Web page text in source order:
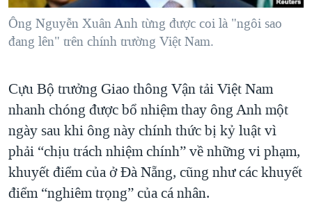
Ông Nguyễn Xuân Anh từng được coi là "ngôi sao
đang lên" trên chính trường Việt Nam.
Cựu Bộ trưởng Giao thông Vận tải Việt Nam
nhanh chóng được bổ nhiệm thay ông Anh một
ngày sau khi ông này chính thức bị kỷ luật vì
phải “chịu trách nhiệm chính” về những vi phạm,
khuyết điểm của ở Đà Nẵng, cũng như các khuyết
điểm “nghiêm trọng” của cá nhân.